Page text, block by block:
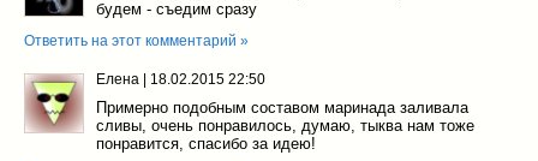
будем - съедим сразу
Ответить на этот комментарий »
Елена | 18.02.2015 22:50
Примерно подобным составом маринада заливала
сливы, очень понравилось, думаю, тыква нам тоже
понравится, спасибо за идею!